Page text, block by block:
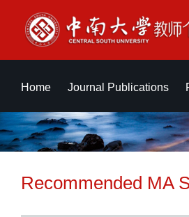
Home Journal Publications
Recommended MA